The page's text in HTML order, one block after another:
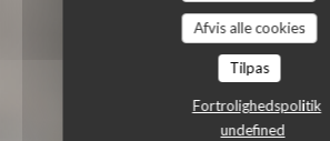
Afvis alle cookies
Tilpas
Fortrolighedspolitik
undefined